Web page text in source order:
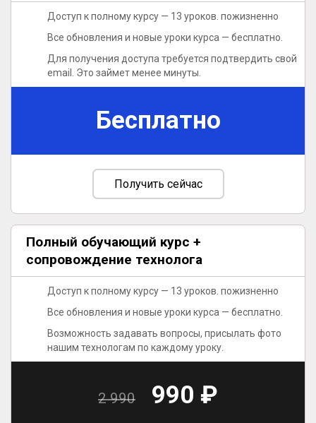
Доступ к полному курсу — 13 уроков. пожизненно
Все обновления и новые уроки курса — бесплатно.
Для получения доступа требуется подтвердить свой
email. Это займет менее минуты.
Бесплатно
Получить сейчас
Полный обучающий курс +
сопровождение технолога
Доступ к полному курсу — 13 уроков. пожизненно
Все обновления и новые уроки курса — бесплатно.
Возможность задавать вопросы, присылать фото
нашим технологам по каждому уроку.
2 990 990 ₽